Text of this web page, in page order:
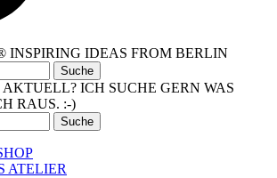
INSPIRING IDEAS FROM BERLIN
Suche
ICH SUCHE GERN WAS
RAUS. :-)
Suche
ATELIER